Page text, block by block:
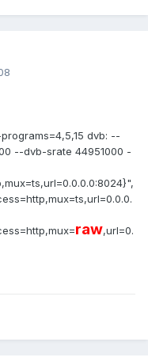
dvb: --
--dvb-srate 44951000 -
raw,url=0.